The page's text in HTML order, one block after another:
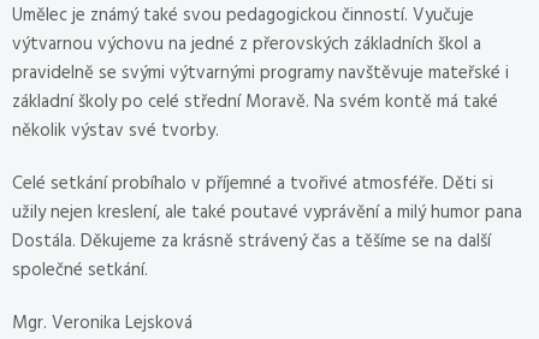
Umělec je známý také svou pedagogickou činností. Vyučuje
výtvarnou výchovu na jedné z přerovských základních škol a
pravidelně se svými výtvarnými programy navštěvuje mateřské i
základní školy po celé střední Moravě. Na svém kontě má také
několik výstav své tvorby.
Celé setkání probíhalo v příjemné a tvořivé atmosféře. Děti si
užily nejen kreslení, ale také poutavé vyprávění a milý humor pana
Dostála. Děkujeme za krásně strávený čas a těšíme se na další
společné setkání.
Mgr. Veronika Lejsková